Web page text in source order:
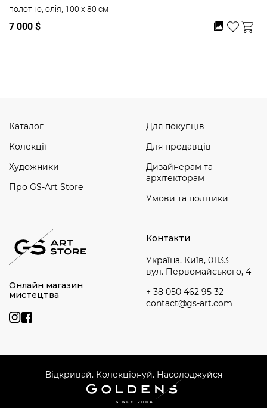
полотно, олія, 100 x 80 см
7 000 $
Онлайн магазин
мистецтва
Контакти
Україна, Київ, 01133
вул. Первомайського, 4
+ 38 050 462 95 32
contact@gs-art.com
Каталог
Колекції
Художники
Про GS-Art Store
Для покупців
Для продавців
Дизайнерам та
архітекторам
Умови та політики
Відкривай. Колекціонуй. Насолоджуйся